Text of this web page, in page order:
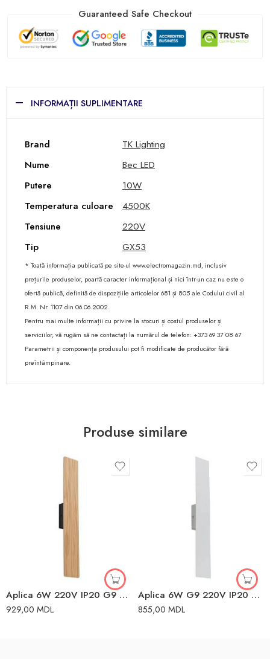
Guaranteed Safe Checkout
INFORMAȚII SUPLIMENTARE
Brand
TK Lighting
Nume
Bec LED
Putere
10W
Temperatura culoare
4500K
Tensiune
220V
Tip
GX53
* Toată informația publicată pe site-ul www.electromagazin.md, inclusiv
prețurile produselor, poartă caracter informațional și nici într-un caz nu este o
ofertă publică, definită de dispozițiile articolelor 681 și 805 ale Codului civil al
R.M. Nr. 1107 din 06.06.2002.
Pentru mai multe informații cu privire la stocuri și costul produselor și
serviciilor, vă rugăm să ne contactați la numărul de telefon: +373 69 37 08 67
Parametrii și componența produsului pot fi modificate de producător fără
preîntâmpinare.
Produse similare
Aplica 6W 220V IP20 G9 TK Lighting
929,00 MDL
Aplica 6W G9 220V IP20 TK Lighting
855,00 MDL